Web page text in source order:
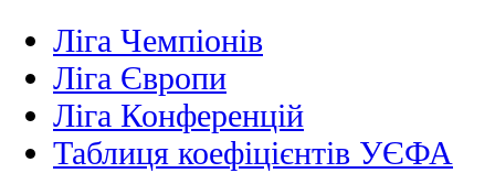
Ліга Чемпіонів
Ліга Європи
Ліга Конференцій
Таблиця коефіцієнтів УЄФА